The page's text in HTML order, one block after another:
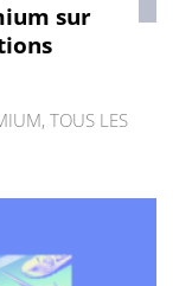
sur
, TOUS LES